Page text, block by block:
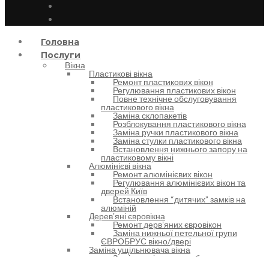
Головна
Послуги
Вікна
Пластикові вікна
Ремонт пластикових вікон
Регулювання пластикових вікон
Повне технічне обслуговування
пластикового вікна
Заміна склопакетів
Розблокування пластикового вікна
Заміна ручки пластикового вікна
Заміна стулки пластикового вікна
Встановлення нижнього запору на
пластиковому вікні
Алюмінієві вікна
Ремонт алюмінієвих вікон
Регулювання алюмінієвих вікон та
дверей Київ
Встановлення “дитячих” замків на
алюміній
Деревʼяні євровікна
Ремонт дервʼяних євровікон
Заміна нижньої петельної групи
ЄВРОБРУС вікно/двері
Заміна ущільнювача вікна